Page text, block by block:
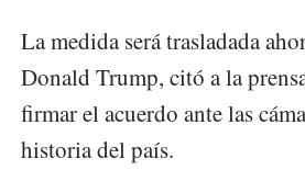
La medida será trasladada
Donald Trump, citó a la
firmar el acuerdo ante las
historia del país.